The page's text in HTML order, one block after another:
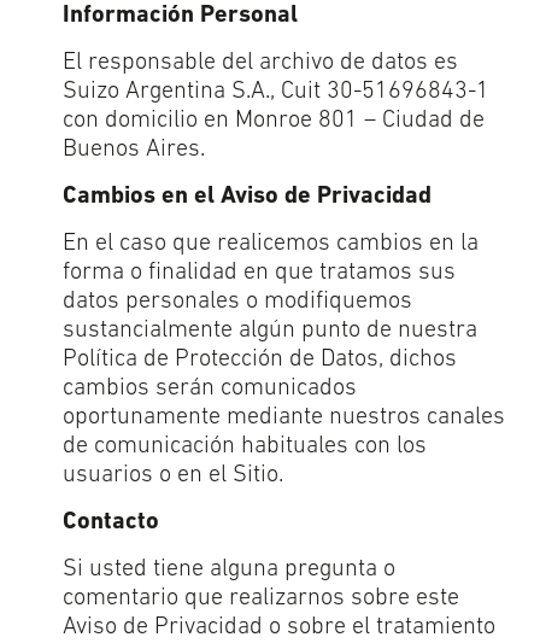
Información Personal
El responsable del archivo de datos es
Suizo Argentina S.A., Cuit 30-51696843-1
con domicilio en Monroe 801 – Ciudad de
Buenos Aires.
Cambios en el Aviso de Privacidad
En el caso que realicemos cambios en la
forma o finalidad en que tratamos sus
datos personales o modifiquemos
sustancialmente algún punto de nuestra
Política de Protección de Datos, dichos
cambios serán comunicados
oportunamente mediante nuestros canales
de comunicación habituales con los
usuarios o en el Sitio.
Contacto
Si usted tiene alguna pregunta o
comentario que realizarnos sobre este
Aviso de Privacidad o sobre el tratamiento